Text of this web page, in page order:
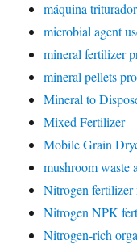
máquina
microbial agent
mineral fertilizer
mineral pellets
Mineral to
Mixed Fertilizer
Mobile Grain
mushroom waste
Nitrogen fertilizer
Nitrogen NPK
Nitrogen-rich